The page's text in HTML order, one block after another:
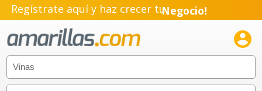
Regístrate aquí y haz crecer tuNegocio!
Emprendimiento!
